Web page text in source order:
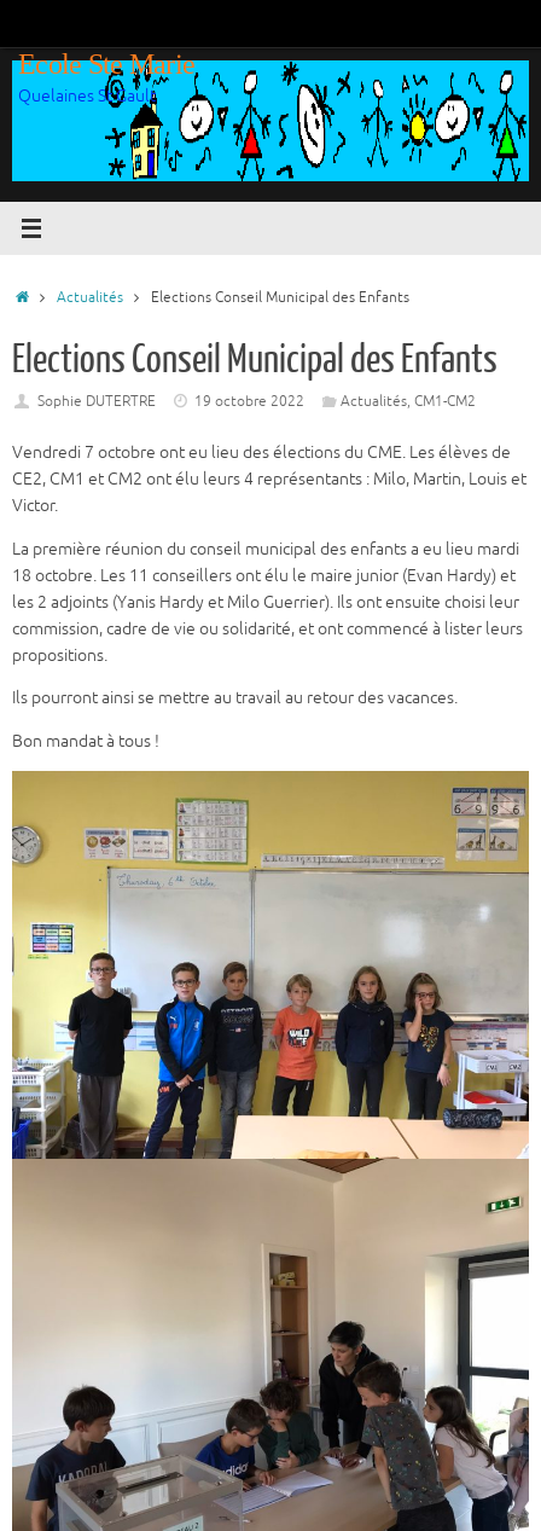
contenu
Ecole Ste Marie
Quelaines St Gault
Accueil
Actualités Elections Conseil Municipal des Enfants
Elections Conseil Municipal des Enfants
Sophie DUTERTRE 19 octobre 2022 Actualités, CM1-CM2
Vendredi 7 octobre ont eu lieu des élections du CME. Les élèves de
CE2, CM1 et CM2 ont élu leurs 4 représentants : Milo, Martin, Louis et
Victor.
La première réunion du conseil municipal des enfants a eu lieu mardi
18 octobre. Les 11 conseillers ont élu le maire junior (Evan Hardy) et
les 2 adjoints (Yanis Hardy et Milo Guerrier). Ils ont ensuite choisi leur
commission, cadre de vie ou solidarité, et ont commencé à lister leurs
propositions.
Ils pourront ainsi se mettre au travail au retour des vacances.
Bon mandat à tous !